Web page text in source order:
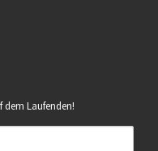
dem Laufenden!